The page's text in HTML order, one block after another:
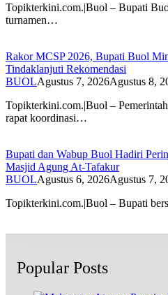
Topikterkini.com.|Buol – Bupati
turnamen…
Rakor MCSP 2026, Bupati Buol
Tindaklanjuti Rekomendasi
BUOLAgustus 7, 2026Agustus 8,
Topikterkini.com.|Buol –
rapat koordinasi…
Bupati dan Wabup Buol Hadiri
Masjid Agung At-Tafakur
BUOLAgustus 6, 2026Agustus 7,
Topikterkini.com.|Buol – Bupati
Popular Posts